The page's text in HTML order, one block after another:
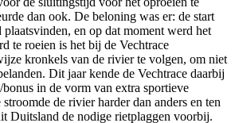
dan ook. De beloning was er: de start
en op dat moment werd het
te roeien is het bij de Vechtrace
kronkels van de rivier te volgen, om niet
Dit jaar kende de Vechtrace daarbij
in de vorm van extra sportieve
de rivier harder dan anders en ten
Duitsland de nodige rietplaggen voorbij.